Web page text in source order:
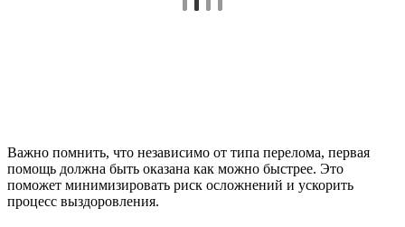
Важно помнить, что независимо от типа перелома, первая
помощь должна быть оказана как можно быстрее. Это
поможет минимизировать риск осложнений и ускорить
процесс выздоровления.